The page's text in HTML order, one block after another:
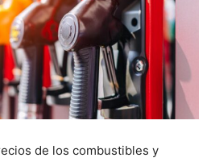
de los combustibles y